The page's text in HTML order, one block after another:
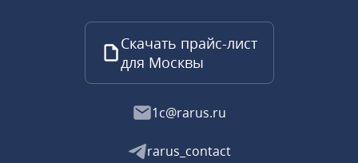
Скачать прайс-лист
для Москвы
1c@rarus.ru
rarus_contact